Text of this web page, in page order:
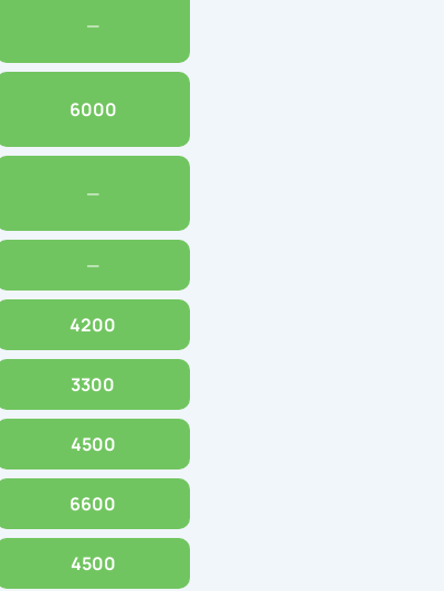
—
6000
—
—
4200
3300
4500
6600
4500